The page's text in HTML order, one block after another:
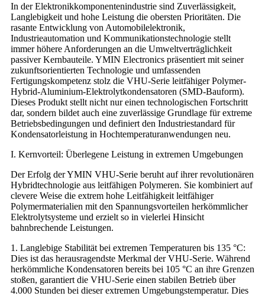
In der Elektronikkomponentenindustrie sind Zuverlässigkeit,
Langlebigkeit und hohe Leistung die obersten Prioritäten. Die
rasante Entwicklung von Automobilelektronik,
Industrieautomation und Kommunikationstechnologie stellt
immer höhere Anforderungen an die Umweltverträglichkeit
passiver Kernbauteile. YMIN Electronics präsentiert mit seiner
zukunftsorientierten Technologie und umfassenden
Fertigungskompetenz stolz die VHU-Serie leitfähiger Polymer-
Hybrid-Aluminium-Elektrolytkondensatoren (SMD-Bauform).
Dieses Produkt stellt nicht nur einen technologischen Fortschritt
dar, sondern bildet auch eine zuverlässige Grundlage für extreme
Betriebsbedingungen und definiert den Industriestandard für
Kondensatorleistung in Hochtemperaturanwendungen neu.
I. Kernvorteil: Überlegene Leistung in extremen Umgebungen
Der Erfolg der YMIN VHU-Serie beruht auf ihrer revolutionären
Hybridtechnologie aus leitfähigen Polymeren. Sie kombiniert auf
clevere Weise die extrem hohe Leitfähigkeit leitfähiger
Polymermaterialien mit den Spannungsvorteilen herkömmlicher
Elektrolytsysteme und erzielt so in vielerlei Hinsicht
bahnbrechende Leistungen.
1. Langlebige Stabilität bei extremen Temperaturen bis 135 °C:
Dies ist das herausragendste Merkmal der VHU-Serie. Während
herkömmliche Kondensatoren bereits bei 105 °C an ihre Grenzen
stoßen, garantiert die VHU-Serie einen stabilen Betrieb über
4.000 Stunden bei dieser extremen Umgebungstemperatur. Dies